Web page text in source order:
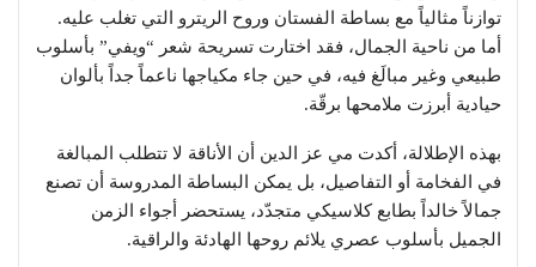
توازناً مثالياً مع بساطة الفستان وروح الريترو التي تغلب عليه.
أما من ناحية الجمال، فقد اختارت تسريحة شعر “ويفي” بأسلوب
طبيعي وغير مبالَغ فيه، في حين جاء مكياجها ناعماً جداً بألوان
حيادية أبرزت ملامحها برقّة.
بهذه الإطلالة، أكدت مي عز الدين أن الأناقة لا تتطلب المبالغة
في الفخامة أو التفاصيل، بل يمكن البساطة المدروسة أن تصنع
جمالاً خالداً بطابع كلاسيكي متجدّد، يستحضر أجواء الزمن
الجميل بأسلوب عصري يلائم روحها الهادئة والراقية.